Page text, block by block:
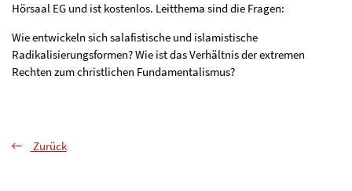
Hörsaal EG und ist kostenlos. Leitthema sind die Fragen:
Wie entwickeln sich salafistische und islamistische
Radikalisierungsformen? Wie ist das Verhältnis der extremen
Rechten zum christlichen Fundamentalismus?
Zurück